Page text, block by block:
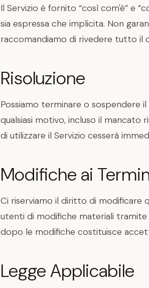
Il Servizio è fornito “così com'è” e
sia espressa che implicita. Non
raccomandiamo di rivedere tutto il
Risoluzione
Possiamo terminare o sospendere
qualsiasi motivo, incluso il mancato
di utilizzare il Servizio cesserà
Modifiche ai
Ci riserviamo il diritto di modificare
utenti di modifiche materiali
dopo le modifiche costituisce
Legge Applicabile